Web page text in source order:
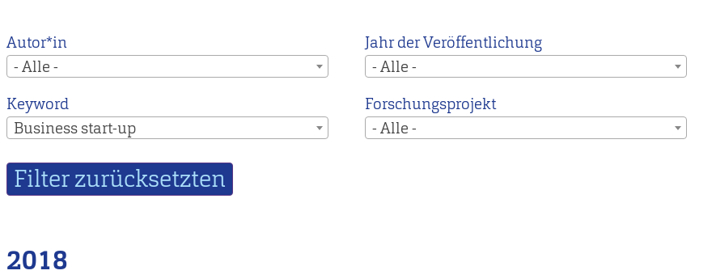
Autor*in
- Alle -
Jahr der Veröffentlichung
- Alle -
Keyword
Business start-up
Forschungsprojekt
- Alle -
2018